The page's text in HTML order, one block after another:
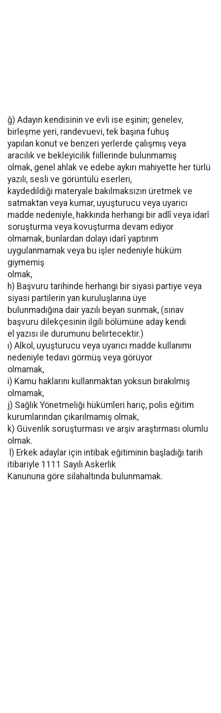
ğ) Adayın kendisinin ve evli ise eşinin; genelev,
birleşme yeri, randevuevi, tek başına fuhuş
yapılan konut ve benzeri yerlerde çalışmış veya
aracılık ve bekleyicilik fiillerinde bulunmamış
olmak, genel ahlak ve edebe aykırı mahiyette her türlü
yazılı, sesli ve görüntülü eserleri,
kaydedildiği materyale bakılmaksızın üretmek ve
satmaktan veya kumar, uyuşturucu veya uyarıcı
madde nedeniyle, hakkında herhangi bir adlî veya idarî
soruşturma veya kovuşturma devam ediyor
olmamak, bunlardan dolayı idarî yaptırım
uygulanmamak veya bu işler nedeniyle hüküm
giymemiş
olmak,
h) Başvuru tarihinde herhangi bir siyasi partiye veya
siyasi partilerin yan kuruluşlarına üye
bulunmadığına dair yazılı beyan sunmak, (sınav
başvuru dilekçesinin ilgili bölümüne aday kendi
el yazısı ile durumunu belirtecektir.)
ı) Alkol, uyuşturucu veya uyarıcı madde kullanımı
nedeniyle tedavi görmüş veya görüyor
olmamak,
i) Kamu haklarını kullanmaktan yoksun bırakılmış
olmamak,
j) Sağlık Yönetmeliği hükümleri hariç, polis eğitim
kurumlarından çıkarılmamış olmak,
k) Güvenlik soruşturması ve arşiv araştırması olumlu
olmak.
l) Erkek adaylar için intibak eğitiminin başladığı tarih
itibariyle 1111 Sayılı Askerlik
Kanununa göre silahaltında bulunmamak.